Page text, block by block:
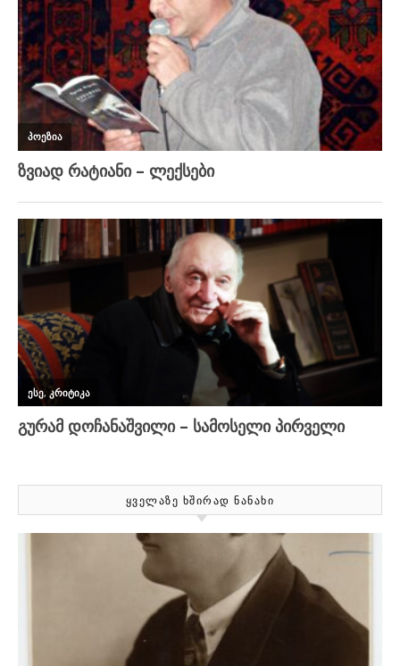
ᲧᲕᲔᲚᲐᲖᲔ ᲮᲨᲘᲠᲐᲓ ᲜᲐᲜᲐᲮᲘ